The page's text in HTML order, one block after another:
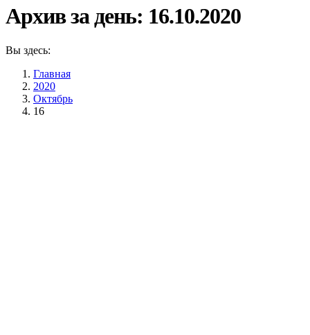
Архив за день: 16.10.2020
Вы здесь:
Главная
2020
Октябрь
16